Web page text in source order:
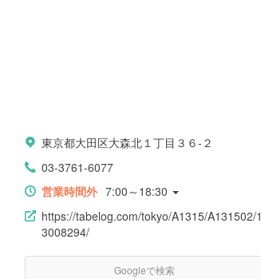
東京都大田区大森北１丁目３６-２
03-3761-6077
営業時間外 7:00～18:30
https://tabelog.com/tokyo/A1315/A131502/1
3008294/
Googleで検索